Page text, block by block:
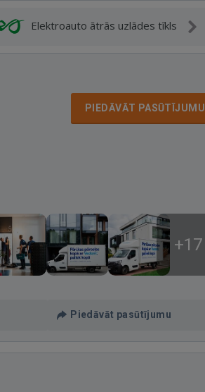
Elektroauto ātrās uzlādes tīkls
PIEDĀVĀT PASŪTĪJUMU
+17
Piedāvāt pasūtījumu